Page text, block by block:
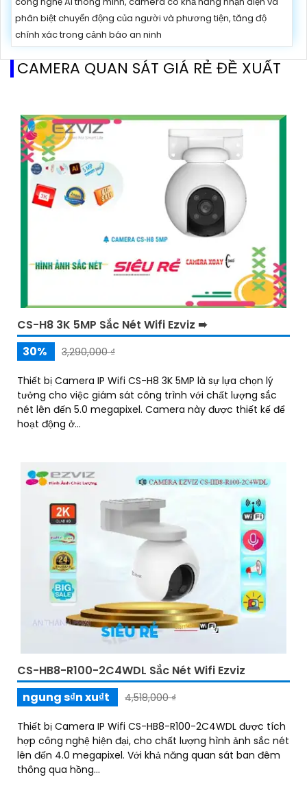
phân biệt chuyển động của người và phương tiện, tăng độ
chính xác trong cảnh báo an ninh
CAMERA QUAN SÁT GIÁ RẺ ĐỀ XUẤT
CS-H8 3K 5MP Sắc Nét Wifi Ezviz ➠
30%
3,290,000 ₫
Thiết bị Camera IP Wifi CS-H8 3K 5MP là sự lựa chọn lý
tưởng cho việc giám sát công trình với chất lượng sắc
nét lên đến 5.0 megapixel. Camera này được thiết kế để
hoạt động ở...
CS-HB8-R100-2C4WDL Sắc Nét Wifi Ezviz
ngung s₫n xu₫t
4,518,000 ₫
Thiết bị Camera IP Wifi CS-HB8-R100-2C4WDL được tích
hợp công nghệ hiện đại, cho chất lượng hình ảnh sắc nét
lên đến 4.0 megapixel. Với khả năng quan sát ban đêm
thông qua hồng...